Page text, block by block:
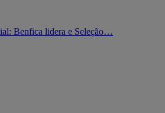
Benfica lidera e Seleção…